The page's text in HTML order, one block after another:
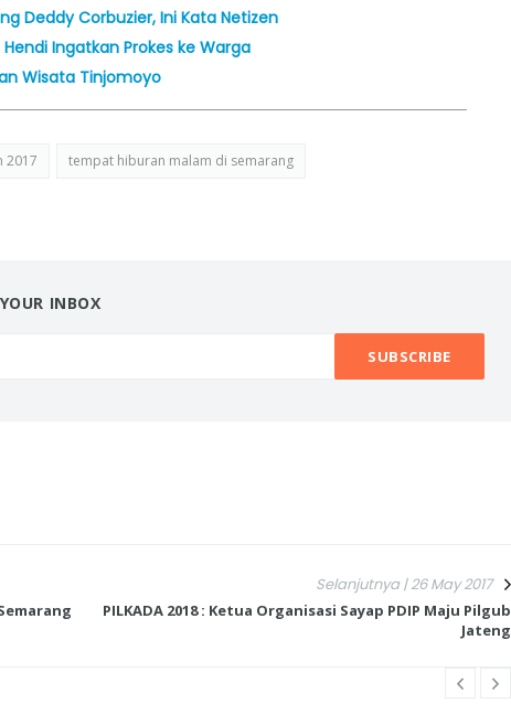
Deddy Corbuzier, Ini Kata Netizen
Ingatkan Prokes ke Warga
Wisata Tinjomoyo
2017 tempat hiburan malam di semarang
INBOX
Selanjutnya | 26 May 2017
PILKADA 2018 : Ketua Organisasi Sayap PDIP Maju Pilgub
Jateng
INI CARA UMAT KRISTIANI SALATIGA